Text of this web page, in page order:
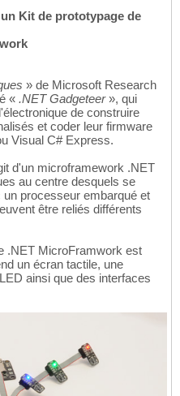
Kit de prototypage de
» de Microsoft Research
« .NET Gadgeteer», qui
de construire
et coder leur firmware
Visual C# Express.
d'un microframework .NET
au centre desquels se
processeur embarqué et
être reliés différents
.NET MicroFramwork est
un écran tactile, une
ainsi que des interfaces